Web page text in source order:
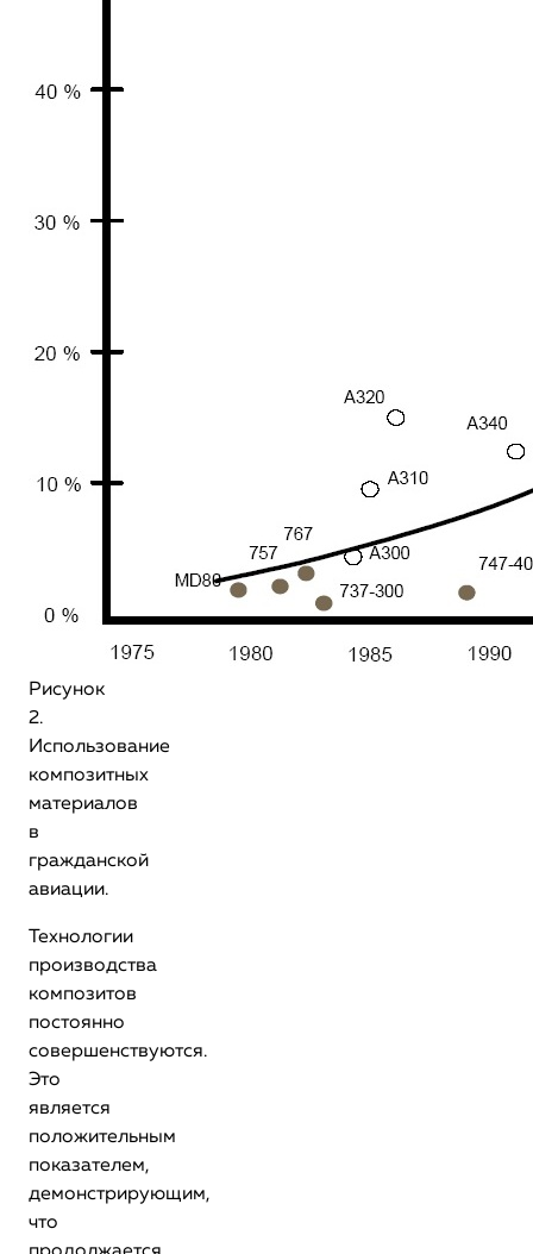
Рисунок
2.
Использование
композитных
материалов
в
гражданской
авиации.
Технологии
производства
композитов
постоянно
совершенствуются.
Это
является
положительным
показателем,
демонстрирующим,
что